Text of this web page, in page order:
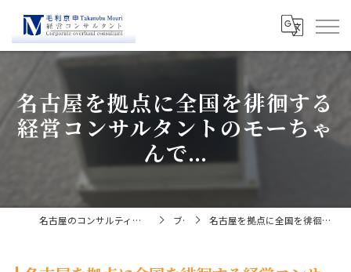
名古屋を拠点に全国を徘徊する
経営コンサルタントのモーちゃ
んで...
名古屋のコンサルティングなら経営コンサルタント毛利京申 ブログ 名古屋を拠点に全国を徘徊する経営コンサルタントのモーちゃんで...